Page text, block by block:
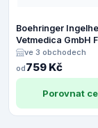
Boehringer
Vetmedica GmbH
COMBO spot-on
3x0,5ml
ve 3 obchodech
od759 Kč
Porovnat